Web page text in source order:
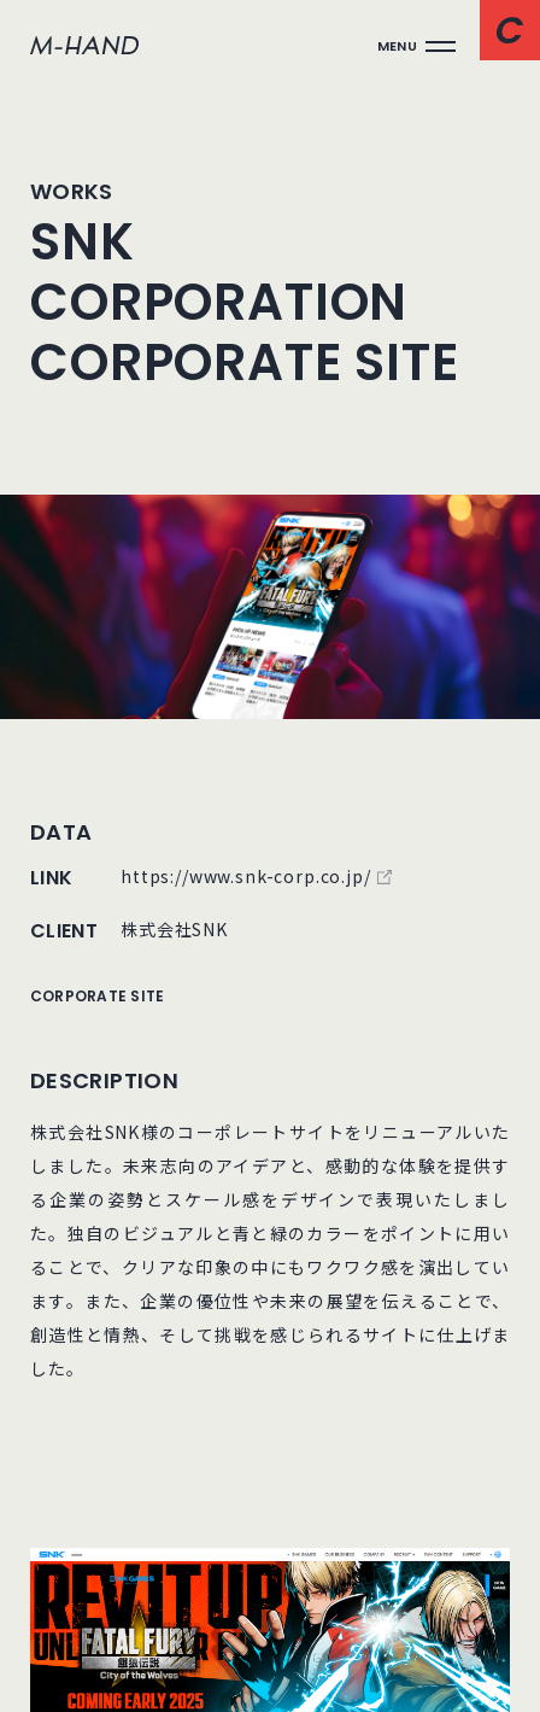
MENU
WORKS
SNK
CORPORATION
CORPORATE SITE
DATA
LINK https://www.snk-corp.co.jp/外部サイトにリンク
CLIENT 株式会社SNK
CORPORATE SITE
DESCRIPTION
株式会社SNK様のコーポレートサイトをリニューアルいた
しました。未来志向のアイデアと、感動的な体験を提供す
る企業の姿勢とスケール感をデザインで表現いたしまし
た。独自のビジュアルと青と緑のカラーをポイントに用い
ることで、クリアな印象の中にもワクワク感を演出してい
ます。また、企業の優位性や未来の展望を伝えることで、
創造性と情熱、そして挑戦を感じられるサイトに仕上げま
した。